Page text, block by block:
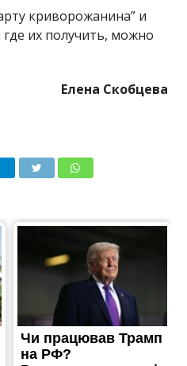
криворожанина” и
их получить, можно
Елена Скобцева